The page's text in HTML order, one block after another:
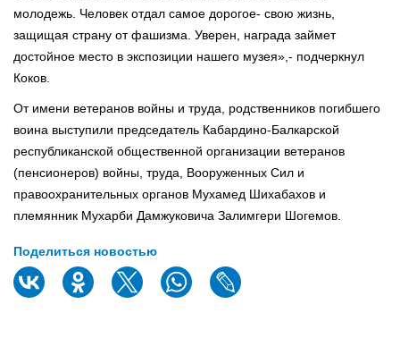
молодежь. Человек отдал самое дорогое- свою жизнь,
защищая страну от фашизма. Уверен, награда займет
достойное место в экспозиции нашего музея»,- подчеркнул
Коков.
От имени ветеранов войны и труда, родственников погибшего
воина выступили председатель Кабардино-Балкарской
республиканской общественной организации ветеранов
(пенсионеров) войны, труда, Вооруженных Сил и
правоохранительных органов Мухамед Шихабахов и
племянник Мухарби Дамжуковича Залимгери Шогемов.
Поделиться новостью